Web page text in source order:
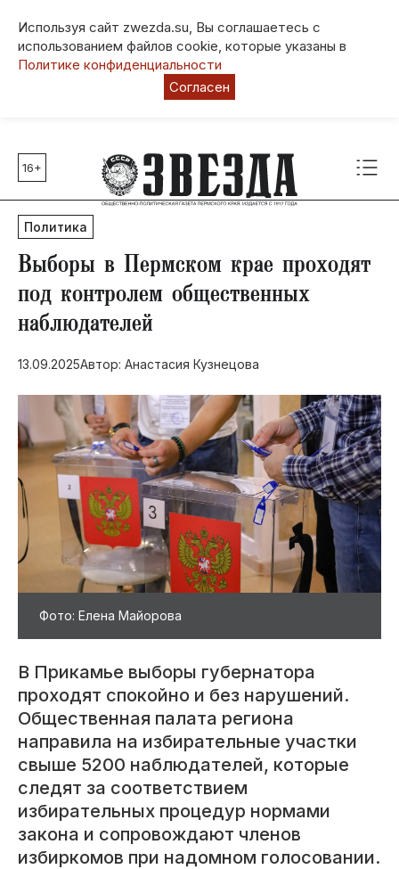
Используя сайт zwezda.su, Вы соглашаетесь с
использованием файлов cookie, которые указаны в
Политике конфиденциальности
Согласен
Главные темы
80 лет Победы
Молодежная столица РФ
СВО
Выборы в Пермском крае
Социальная поддержка
Инфраструктура
Благоустройство
16+
Политика
​Выборы в Пермском крае проходят
под контролем общественных
наблюдателей
13.09.2025Автор: Анастасия Кузнецова
Фото: Елена Майорова
В Прикамье выборы губернатора
проходят спокойно и без нарушений.
Общественная палата региона
направила на избирательные участки
свыше 5200 наблюдателей, которые
следят за соответствием
избирательных процедур нормами
закона и сопровождают членов
избиркомов при надомном голосовании.